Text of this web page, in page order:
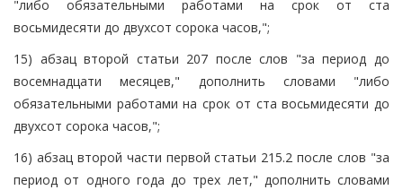
"либо обязательными работами на срок от ста
восьмидесяти до двухсот сорока часов,";
15) абзац второй статьи 207 после слов "за период до
восемнадцати месяцев," дополнить словами "либо
обязательными работами на срок от ста восьмидесяти до
двухсот сорока часов,";
16) абзац второй части первой статьи 215.2 после слов "за
период от одного года до трех лет," дополнить словами